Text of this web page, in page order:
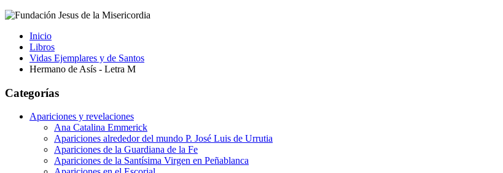
Inicio
Libros
Vidas Ejemplares y de Santos
Hermano de Asís - Letra M
Categorías
Apariciones y revelaciones
Ana Catalina Emmerick
Apariciones alrededor del mundo P. José Luis de Urrutia
Apariciones de la Guardiana de la Fe
Apariciones de la Santísima Virgen en Peñablanca